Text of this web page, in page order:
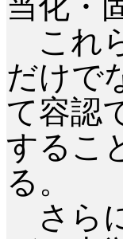
これ
だけで
て容認
するこ
る。
さら